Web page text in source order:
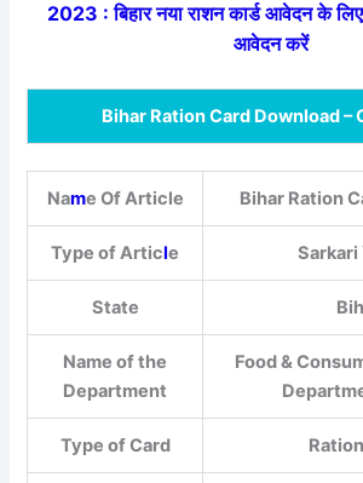
2023 : बिहार नया राशन कार्ड आवेदन के लिए
आवेदन करें
Bihar Ration Card Download –
Name Of Article Bihar Ration
Type of Article Sarkari
State
Name of the
Department
Food &
Type of Card